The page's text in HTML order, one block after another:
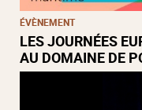
ÉVÈNEMENT
LES JOURNÉES
AU DOMAINE DE